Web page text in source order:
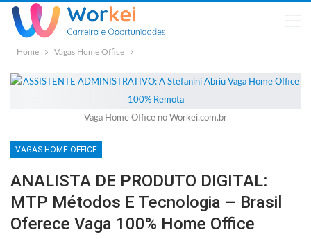
Home Vagas Home Office
Vaga Home Office no Workei.com.br
VAGAS HOME OFFICE
ANALISTA DE PRODUTO DIGITAL:
MTP Métodos E Tecnologia – Brasil
Oferece Vaga 100% Home Office